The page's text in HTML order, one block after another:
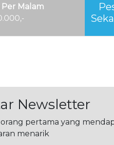
Per Malam
Newsletter
pertama yang
menarik